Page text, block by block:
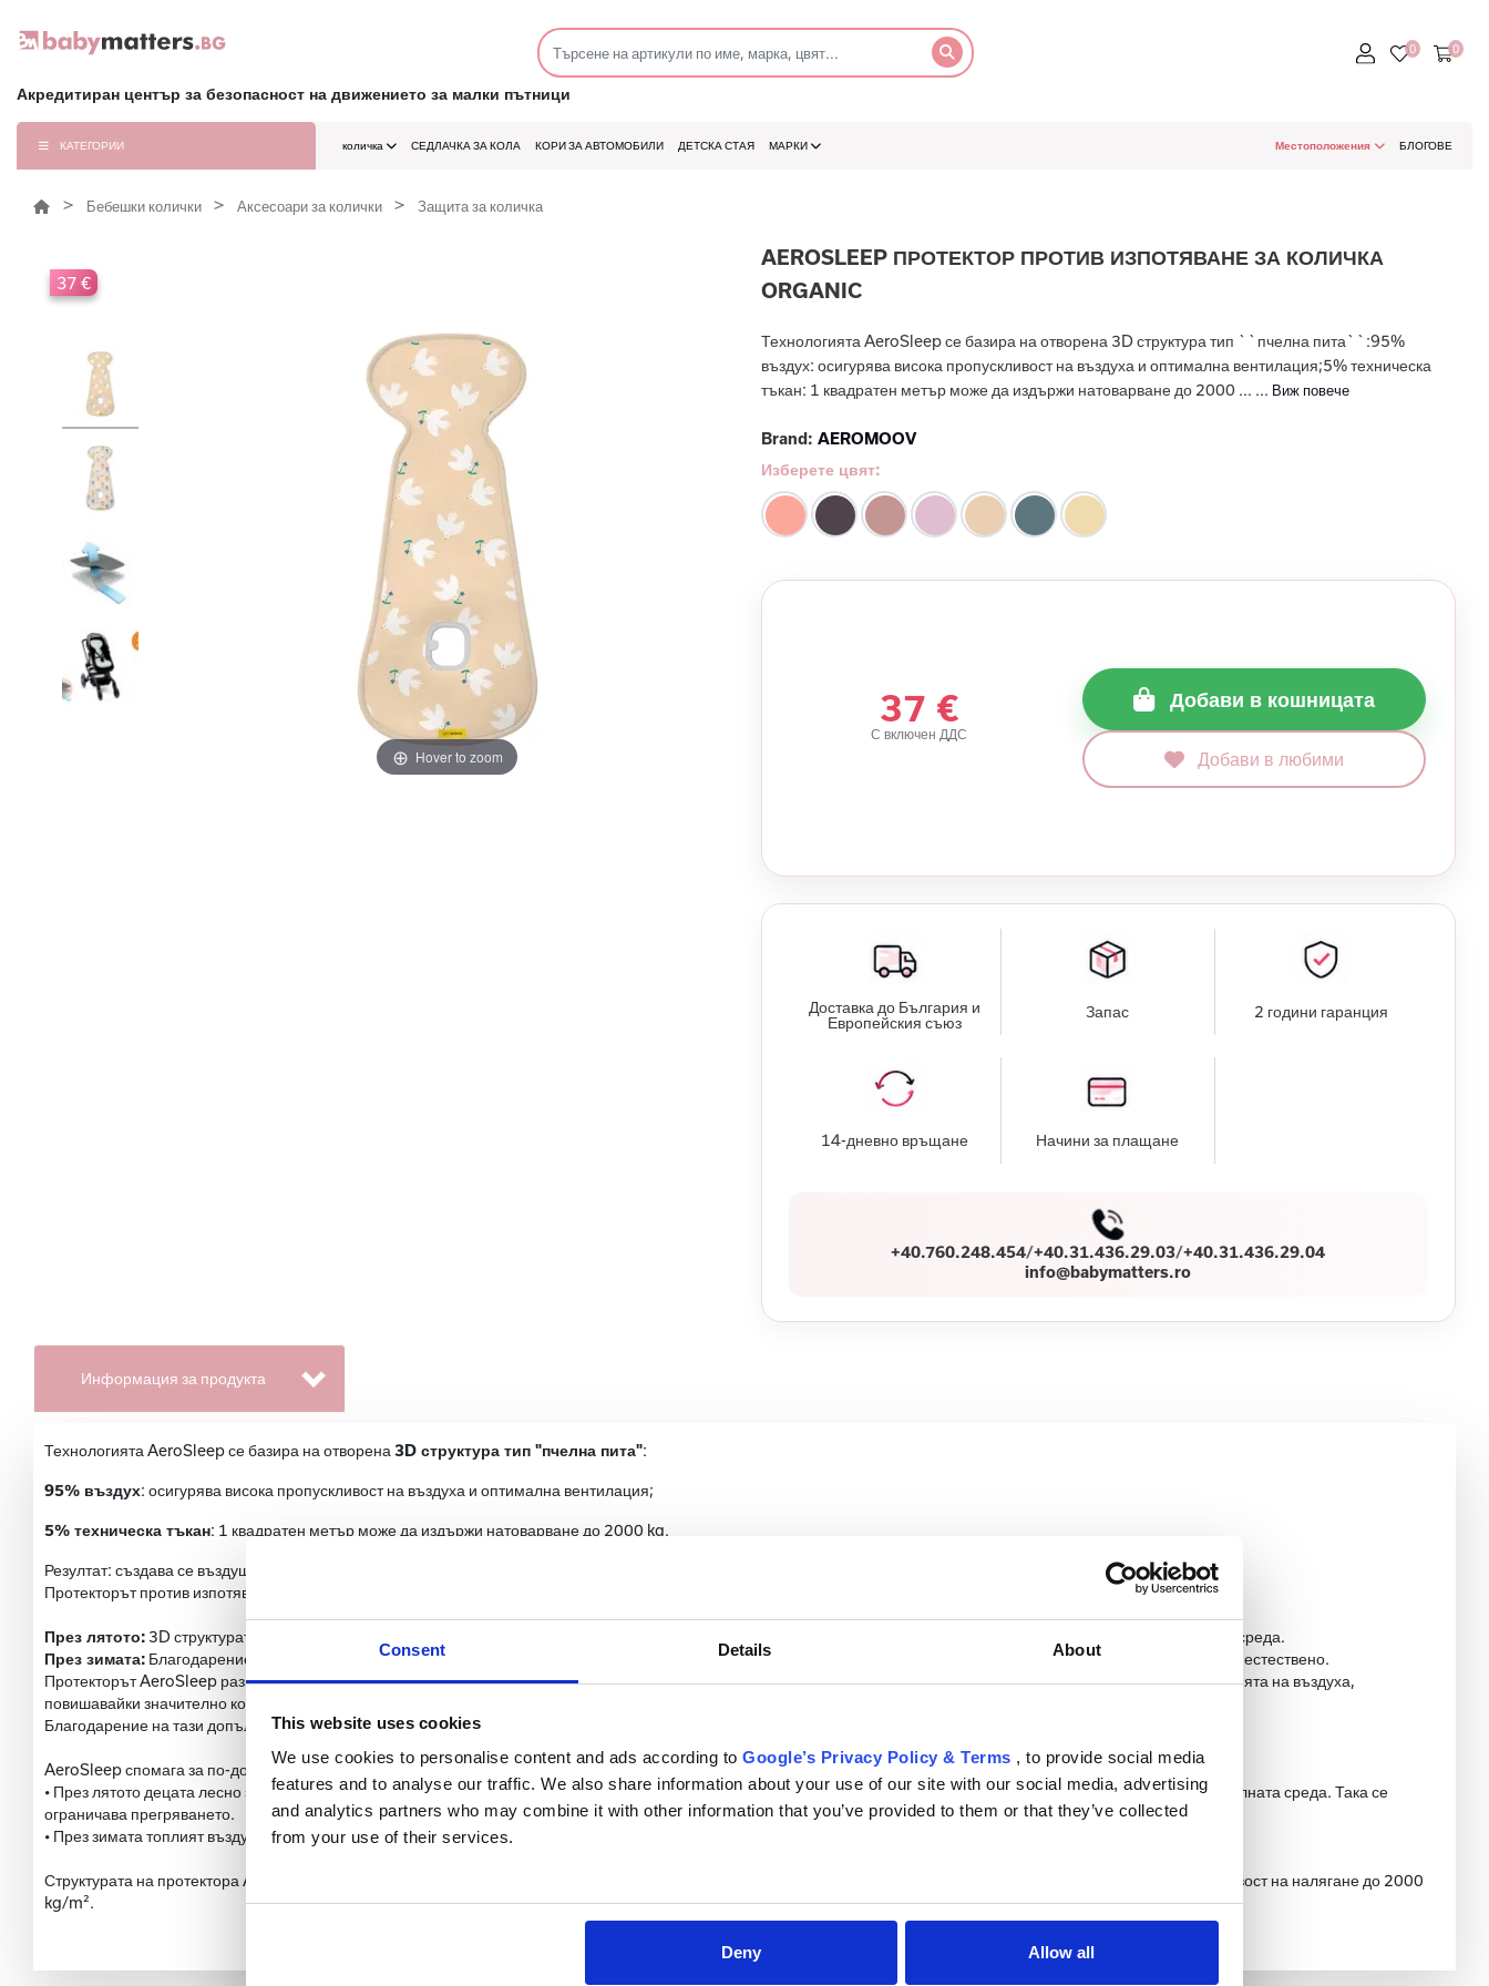
Consent Details About
This website uses cookies
We use cookies to personalise content and ads according to Google’s Privacy Policy & Terms , to provide social media
features and to analyse our traffic. We also share information about your use of our site with our social media, advertising
and analytics partners who may combine it with other information that you’ve provided to them or that they’ve collected
from your use of their services.
Deny Allow all
Акредитиран център за безопасност на движението за малки пътници
КАТЕГОРИИ количка СЕДЛАЧКА ЗА КОЛА КОРИ ЗА АВТОМОБИЛИ ДЕТСКА СТАЯ МАРКИ Местоположения БЛОГОВЕ
Бебешки колички Аксесоари за колички Защита за количка
37 €
Hover to zoom
AEROSLEEP ПРОТЕКТОР ПРОТИВ ИЗПОТЯВАНЕ ЗА КОЛИЧКА
ORGANIC
Технологията AeroSleep се базира на отворена 3D структура тип ``пчелна пита``:95%
въздух: осигурява висока пропускливост на въздуха и оптимална вентилация;5% техническа
тъкан: 1 квадратен метър може да издържи натоварване до 2000 ... ... Виж повече
Brand: AEROMOOV
Изберете цвят:
37 €
С включен ДДС
Добави в кошницата
Добави в любими
Доставка до България и
Европейския съюз
Запас 2 години гаранция
14-дневно връщане Начини за плащане
+40.760.248.454/+40.31.436.29.03/+40.31.436.29.04
info@babymatters.ro
Информация за продукта
Технологията AeroSleep се базира на отворена 3D структура тип "пчелна пита":
95% въздух: осигурява висока пропускливост на въздуха и оптимална вентилация;
5% техническа тъкан: 1 квадратен метър може да издържи натоварване до 2000 kg.
Резултат: създава се въздушен слой между тялото и столчето за кола, бебешката количка или столчето за хранене, през който въздухът циркулира свободно.
Протекторът против изпотяване AeroSleep е универсален и осигурява приятен комфорт през всеки сезон.
През лятото: 3D структурата предотвратява изпотяването на детето. Излишната телесна топлина се отвежда през структурата, осигурявайки приятна и комфортна среда.
През зимата: Благодарение на непрекъснатата циркулация на въздуха, протекторът създава усещане за приятна топлина, като телесната температура се регулира естествено.
Протекторът AeroSleep разполага с контактна повърхност, изработена от80% органичен памук– мека материя с малки отвори, които не възпрепятстват циркулацията на въздуха,
повишавайки значително комфорта.
Благодарение на тази допълнителна защита, тапицерията на вашата количка или столче ще се запази като нова за дълго време.
AeroSleep спомага за по-добър контрол на телесната температура и се препоръчва за всеки сезон:
• През лятото децата лесно загряват в столчето или количката. Благодарение на 3D структурата, топлият въздух от тялото се отвежда и се доставя свеж въздух от околната среда. Така се
ограничава прегряването.
• През зимата топлият въздух от купето на автомобила бързо преминава през структурата, затопляйки седалката и осигурявайки необходимия комфорт на детето.
Структурата на протектора AeroSleep не се деформира с времето въпреки многократното пране и употреба; материалът е с гарантирана от производителя устойчивост на налягане до 2000
kg/m².